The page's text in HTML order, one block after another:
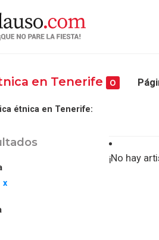
en Tenerife 0
étnica en Tenerife:
¡No hay